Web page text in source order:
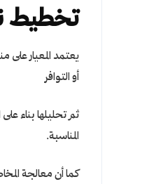
تخطيط
يعتمد المعيار على
أو التوافر
ثم تحليلها بناء
المناسبة.
كما أن معالجة